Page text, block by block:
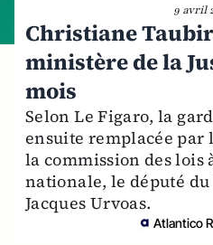
9 avril
Christiane
ministère de la
mois
Selon Le Figaro, la
ensuite remplacée par
la commission des lois
nationale, le député
Jacques Urvoas.
Atlantico